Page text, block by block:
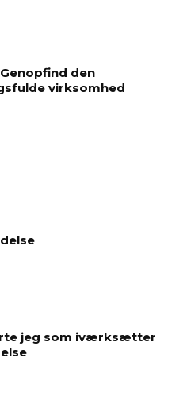
den
virksomhed
jeg som iværksætter